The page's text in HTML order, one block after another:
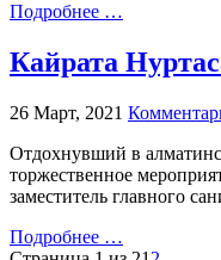
Подробнее …
Кайрата
26 Март, 2021
Отдохнувший в
торжественное
заместитель главного
Подробнее …